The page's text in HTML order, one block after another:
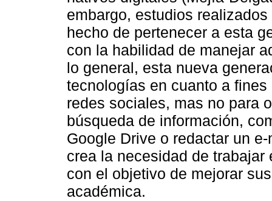
embargo, estudios
hecho de pertenecer a esta
con la habilidad de manejar
lo general, esta nueva
tecnologías en cuanto a
redes sociales, mas no para
búsqueda de información,
Google Drive o redactar un
crea la necesidad de
con el objetivo de mejorar
académica.